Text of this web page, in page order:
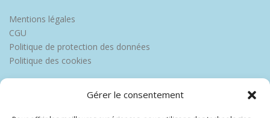
Gérer le consentement
Mentions légales
CGU
Politique de protection des données
Politique des cookies